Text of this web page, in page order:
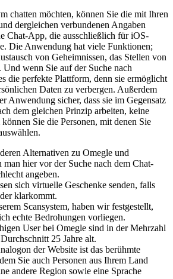
chatten möchten, können Sie die mit Ihren
dergleichen verbundenen Angaben
Chat-App, die ausschließlich für iOS-
Die Anwendung hat viele Funktionen;
von Geheimnissen, das Stellen von
Und wenn Sie auf der Suche nach
die perfekte Plattform, denn sie ermöglicht
Daten zu verbergen. Außerdem
Anwendung sicher, dass sie im Gegensatz
dem gleichen Prinzip arbeiten, keine
Sie die Personen, mit denen Sie
Alternativen zu Omegle und
man hier vor der Suche nach dem Chat-
angeben.
sich virtuelle Geschenke senden, falls
klarkommt.
Scansystem, haben wir festgestellt,
echte Bedrohungen vorliegen.
User bei Omegle sind in der Mehrzahl
25 Jahre alt.
der Website ist das berühmte
Sie auch Personen aus Ihrem Land
andere Region sowie eine Sprache